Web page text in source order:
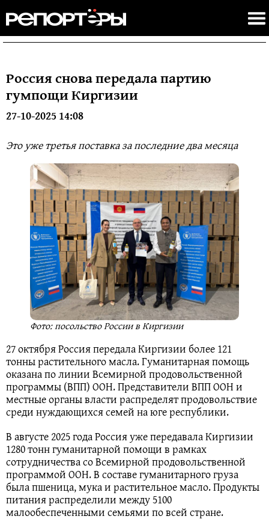
Россия снова передала партию
гумпощи Киргизии
27-10-2025 14:08
Это уже третья поставка за последние два месяца
Фото: посольство России в Киргизии
27 октября Россия передала Киргизии более 121
тонны растительного масла. Гуманитарная помощь
оказана по линии Всемирной продовольственной
программы (ВПП) ООН. Представители ВПП ООН и
местные органы власти распределят продовольствие
среди нуждающихся семей на юге республики.
В августе 2025 года Россия уже передавала Киргизии
1280 тонн гуманитарной помощи в рамках
сотрудничества со Всемирной продовольственной
программой ООН. В составе гуманитарного груза
была пшеница, мука и растительное масло. Продукты
питания распределили между 5100
малообеспеченными семьями по всей стране.